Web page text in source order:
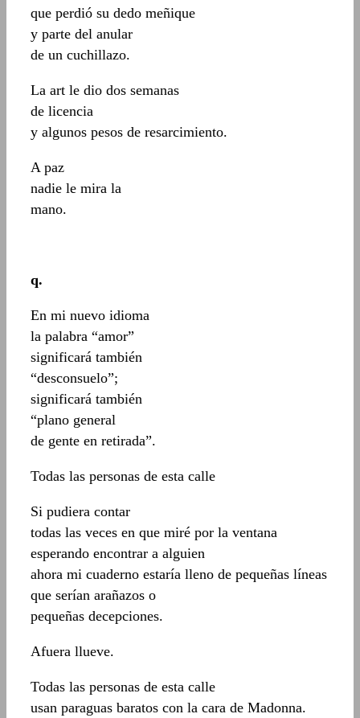
que perdió su dedo meñique
y parte del anular
de un cuchillazo.
La art le dio dos semanas
de licencia
y algunos pesos de resarcimiento.
A paz
nadie le mira la
mano.
q.
En mi nuevo idioma
la palabra “amor”
significará también
“desconsuelo”;
significará también
“plano general
de gente en retirada”.
Todas las personas de esta calle
Si pudiera contar
todas las veces en que miré por la ventana
esperando encontrar a alguien
ahora mi cuaderno estaría lleno de pequeñas líneas
que serían arañazos o
pequeñas decepciones.
Afuera llueve.
Todas las personas de esta calle
usan paraguas baratos con la cara de Madonna.